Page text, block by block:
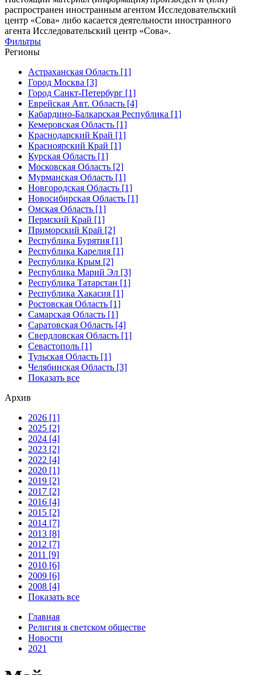
распространен иностранным агентом Исследовательский
центр «Сова» либо касается деятельности иностранного
агента Исследовательский центр «Сова».
Фильтры
Регионы
Астраханская Область [1]
Город Москва [3]
Город Санкт-Петербург [1]
Еврейская Авт. Область [4]
Кабардино-Балкарская Республика [1]
Кемеровская Область [1]
Краснодарский Край [1]
Красноярский Край [1]
Курская Область [1]
Московская Область [2]
Мурманская Область [1]
Новгородская Область [1]
Новосибирская Область [1]
Омская Область [1]
Пермский Край [1]
Приморский Край [2]
Республика Бурятия [1]
Республика Карелия [1]
Республика Крым [2]
Республика Марий Эл [3]
Республика Татарстан [1]
Республика Хакасия [1]
Ростовская Область [1]
Самарская Область [1]
Саратовская Область [4]
Свердловская Область [1]
Севастополь [1]
Тульская Область [1]
Челябинская Область [3]
Показать все
Архив
2026 [1]
2025 [2]
2024 [4]
2023 [2]
2022 [4]
2020 [1]
2019 [2]
2017 [2]
2016 [4]
2015 [2]
2014 [7]
2013 [8]
2012 [7]
2011 [9]
2010 [6]
2009 [6]
2008 [4]
Показать все
Главная
Религия в светском обществе
Новости
2021